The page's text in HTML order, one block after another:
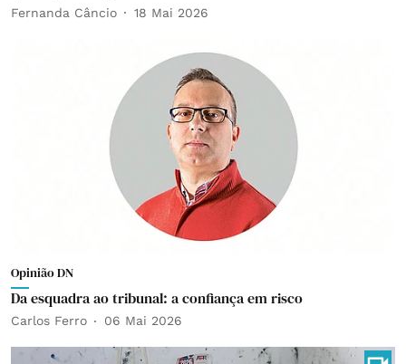
Fernanda Câncio 18 Mai 2026
Opinião DN
Da esquadra ao tribunal: a confiança em risco
Carlos Ferro 06 Mai 2026